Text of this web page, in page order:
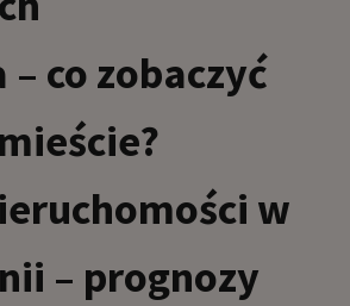
– co zobaczyć
w
– prognozy